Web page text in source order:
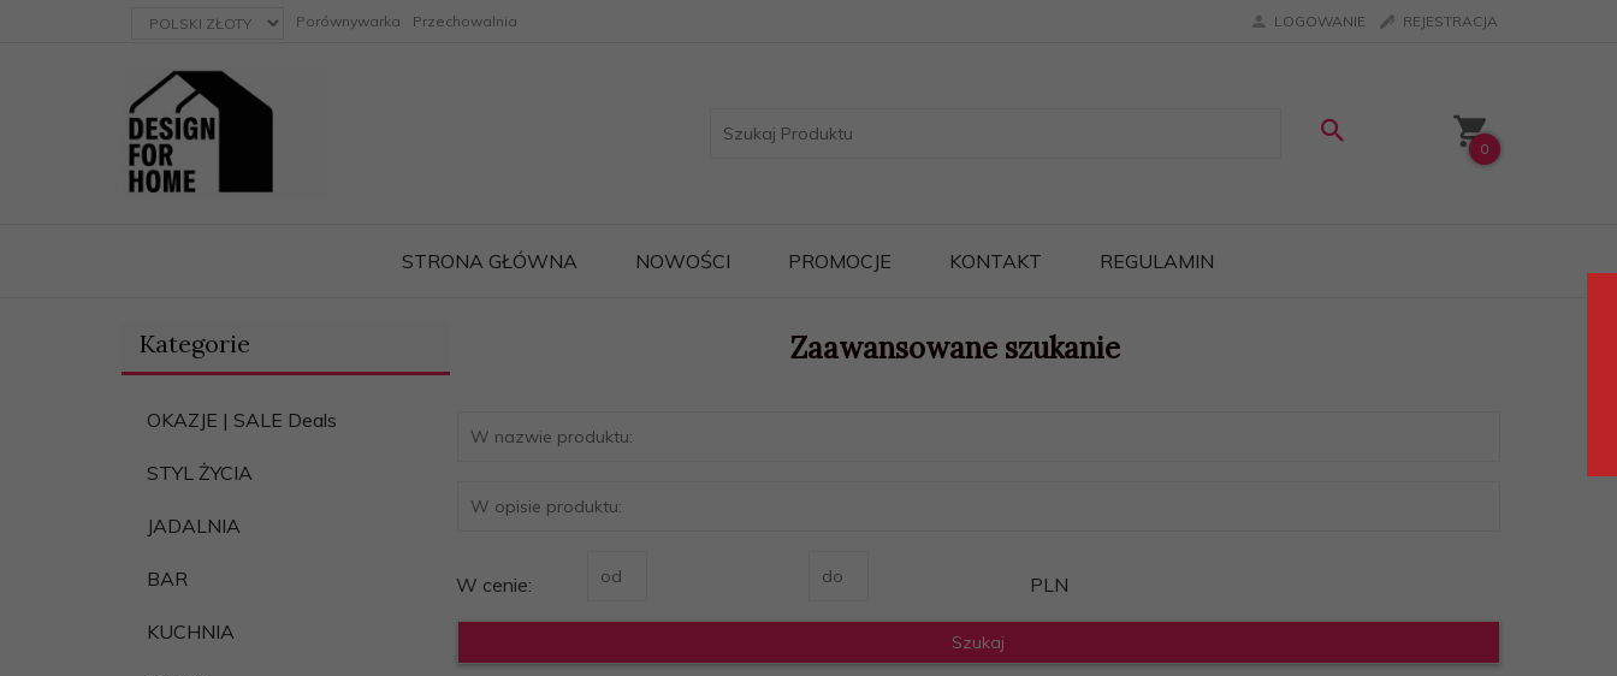
currency_h Porównywarka Przechowalnia LOGOWANIE REJESTRACJA
0
STRONA GŁÓWNA NOWOŚCI PROMOCJE KONTAKT REGULAMIN
Kategorie
OKAZJE | SALE Deals
STYL ŻYCIA
JADALNIA
BAR
KUCHNIA
Zaawansowane szukanie
W cenie: PLN